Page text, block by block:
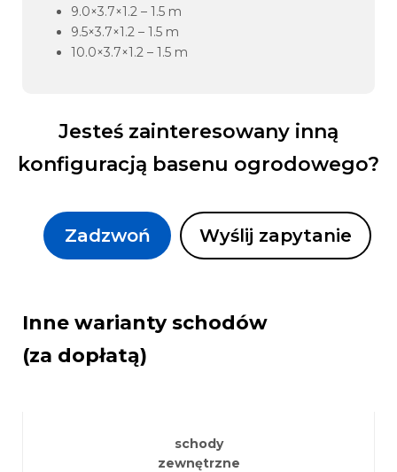
9.0×3.7×1.2 – 1.5 m
9.5×3.7×1.2 – 1.5 m
10.0×3.7×1.2 – 1.5 m
Jesteś zainteresowany inną
konfiguracją basenu ogrodowego?
Zadzwoń Wyślij zapytanie
Inne warianty schodów
(za dopłatą)
schody
zewnętrzne